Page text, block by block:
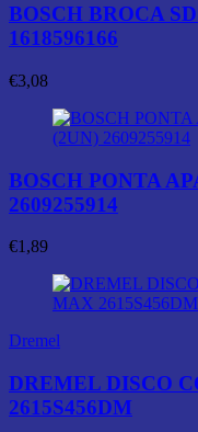
BOSCH BROCA
1618596166
€3,08
BOSCH PONTA
2609255914
€1,89
Dremel
DREMEL DISCO
2615S456DM